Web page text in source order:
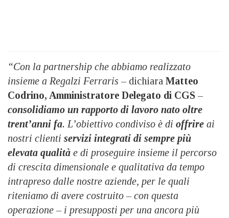
“Con la partnership che abbiamo realizzato
insieme a Regalzi Ferraris – dichiara Matteo
Codrino, Amministratore Delegato di CGS –
consolidiamo un rapporto di lavoro nato oltre
trent’anni fa. L’obiettivo condiviso è di offrire ai
nostri clienti servizi integrati di sempre più
elevata qualità e di proseguire insieme il percorso
di crescita dimensionale e qualitativa da tempo
intrapreso dalle nostre aziende, per le quali
riteniamo di avere costruito – con questa
operazione – i presupposti per una ancora più